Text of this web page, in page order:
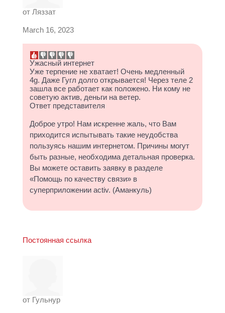
от Ляззат
March 16, 2023
Ужасный интернет
Уже терпение не хватает! Очень медленный
4g. Даже Гугл долго открывается! Через теле 2
зашла все работает как положено. Ни кому не
советую актив, деньги на ветер.
Ответ представителя
Доброе утро! Нам искренне жаль, что Вам
приходится испытывать такие неудобства
пользуясь нашим интернетом. Причины могут
быть разные, необходима детальная проверка.
Вы можете оставить заявку в разделе
«Помощь по качеству связи» в
суперприложении activ. (Аманкуль)
Постоянная ссылка
от Гульнур